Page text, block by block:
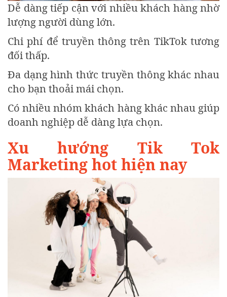
Dễ dàng tiếp cận với nhiều khách hàng nhờ
lượng người dùng lớn.
Chi phí để truyền thông trên TikTok tương
đối thấp.
Đa dạng hình thức truyền thông khác nhau
cho bạn thoải mái chọn.
Có nhiều nhóm khách hàng khác nhau giúp
doanh nghiệp dễ dàng lựa chọn.
Xu hướng Tik Tok
Marketing hot hiện nay